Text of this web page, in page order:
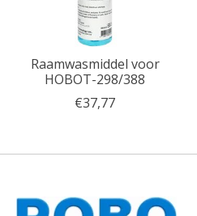
Raamwasmiddel voor
HOBOT-298/388
€37,77